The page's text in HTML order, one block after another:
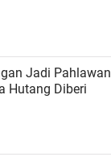
Jadi Pahlawan
Hutang Diberi